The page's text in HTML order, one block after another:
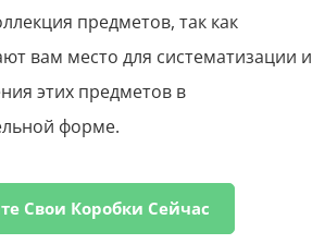
предметов, так как
вам место для систематизации и
этих предметов в
форме.
Свои Коробки Сейчас